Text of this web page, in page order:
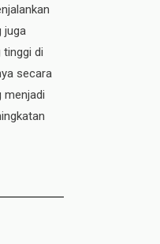
juga
di
secara
menjadi